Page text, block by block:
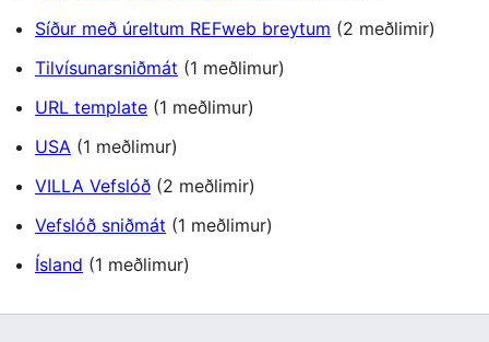
Síður með úreltum REFweb breytum (2 meðlimir)
Tilvísunarsniðmát (1 meðlimur)
URL template (1 meðlimur)
USA (1 meðlimur)
VILLA Vefslóð (2 meðlimir)
Vefslóð sniðmát (1 meðlimur)
Ísland (1 meðlimur)